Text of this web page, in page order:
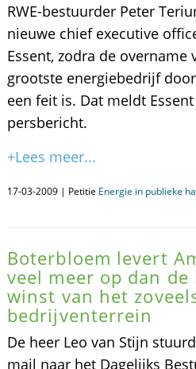
RWE-bestuurder Peter
nieuwe chief executive
Essent, zodra de overname
grootste energiebedrijf
een feit is. Dat meldt
persbericht.
+Lees meer...
17-03-2009 | Petitie Energie in publieke
Boterbloem levert
veel meer op dan
winst van het
bedrijventerrein
De heer Leo van Stijn
mail naar het Dagelijks